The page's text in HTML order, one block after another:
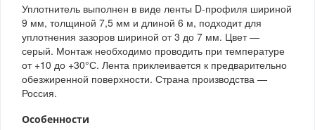
Уплотнитель выполнен в виде ленты D-профиля шириной
9 мм, толщиной 7,5 мм и длиной 6 м, подходит для
уплотнения зазоров шириной от 3 до 7 мм. Цвет —
серый. Монтаж необходимо проводить при температуре
от +10 до +30°С. Лента приклеивается к предварительно
обезжиренной поверхности. Страна производства —
Россия.
Особенности